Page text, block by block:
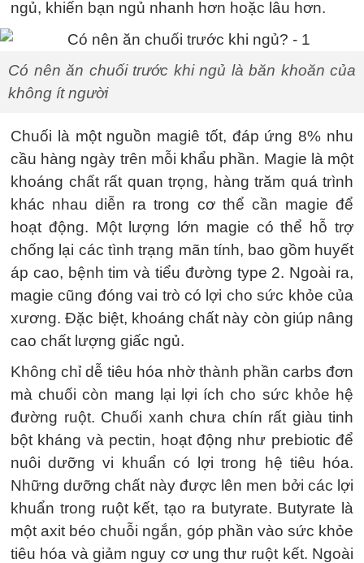
ngủ, khiến bạn ngủ nhanh hơn hoặc lâu hơn.
Có nên ăn chuối trước khi ngủ là băn khoăn của
không ít người
Chuối là một nguồn magiê tốt, đáp ứng 8% nhu
cầu hàng ngày trên mỗi khẩu phần. Magie là một
khoáng chất rất quan trọng, hàng trăm quá trình
khác nhau diễn ra trong cơ thể cần magie để
hoạt động. Một lượng lớn magie có thể hỗ trợ
chống lại các tình trạng mãn tính, bao gồm huyết
áp cao, bệnh tim và tiểu đường type 2. Ngoài ra,
magie cũng đóng vai trò có lợi cho sức khỏe của
xương. Đặc biệt, khoáng chất này còn giúp nâng
cao chất lượng giấc ngủ.
Không chỉ dễ tiêu hóa nhờ thành phần carbs đơn
mà chuối còn mang lại lợi ích cho sức khỏe hệ
đường ruột. Chuối xanh chưa chín rất giàu tinh
bột kháng và pectin, hoạt động như prebiotic để
nuôi dưỡng vi khuẩn có lợi trong hệ tiêu hóa.
Những dưỡng chất này được lên men bởi các lợi
khuẩn trong ruột kết, tạo ra butyrate. Butyrate là
một axit béo chuỗi ngắn, góp phần vào sức khỏe
tiêu hóa và giảm nguy cơ ung thư ruột kết. Ngoài